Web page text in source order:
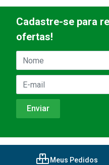
Cadastre-se para
ofertas!
Meus Pedidos